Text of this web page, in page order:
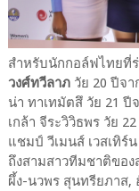
สำหรับนักกอล์ฟไทยที่
วงศ์ทวีลาภวัย 20 ปีจา
น่า ทาเทมัตสึ วัย 21 ปี
เกล้า จีระวิวิธพร วัย
แชมป์ วีเมนส์ เวสเทิร์
ถึงสามสาวทีมชาติขอ
ผึ้ง-นวพร สุนทรียภาส,